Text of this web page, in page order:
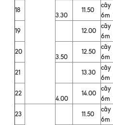
18
3.30
11.50
cây
6m
19
12.00
cây
6m
20
3.50
12.50
cây
6m
21
13.30
cây
6m
22
4.00
14.00
cây
6m
23
11.50
cây
6m